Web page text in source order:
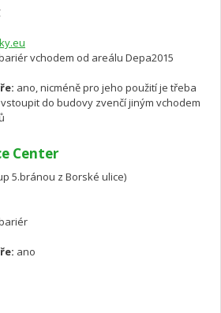
vchodem od areálu Depa2015
ano, nicméně pro jeho použití je třeba
do budovy zvenčí jiným vchodem
Center
5.bránou z Borské ulice)
ano